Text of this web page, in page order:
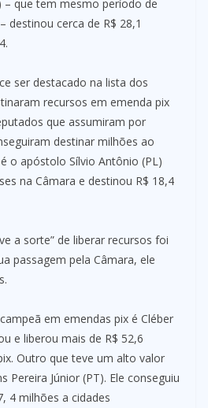
– que tem mesmo período de
destinou cerca de R$ 28,1
ser destacado na lista dos
recursos em emenda pix
que assumiram por
destinar milhões ao
o apóstolo Sílvio Antônio (PL)
na Câmara e destinou R$ 18,4
a sorte” de liberar recursos foi
passagem pela Câmara, ele
em emendas pix é Cléber
e liberou mais de R$ 52,6
Outro que teve um alto valor
Pereira Júnior (PT). Ele conseguiu
4 milhões a cidades